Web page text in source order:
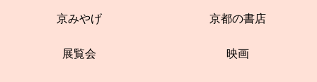
京みやげ 京都の書店
展覧会 映画